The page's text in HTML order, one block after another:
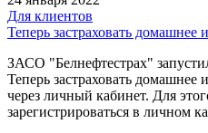
Для клиентов
Теперь застраховать
ЗАСО "Белнефтестрах"
Теперь застраховать
через личный кабинет. Для
зарегистрироваться в личном